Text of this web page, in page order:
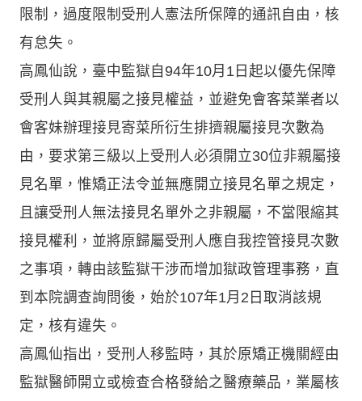
限制，過度限制受刑人憲法所保障的通訊自由，核
有怠失。
高鳳仙說，臺中監獄自94年10月1日起以優先保障
受刑人與其親屬之接見權益，並避免會客菜業者以
會客妹辦理接見寄菜所衍生排擠親屬接見次數為
由，要求第三級以上受刑人必須開立30位非親屬接
見名單，惟矯正法令並無應開立接見名單之規定，
且讓受刑人無法接見名單外之非親屬，不當限縮其
接見權利，並將原歸屬受刑人應自我控管接見次數
之事項，轉由該監獄干涉而增加獄政管理事務，直
到本院調查詢問後，始於107年1月2日取消該規
定，核有違失。
高鳳仙指出，受刑人移監時，其於原矯正機關經由
監獄醫師開立或檢查合格發給之醫療藥品，業屬核